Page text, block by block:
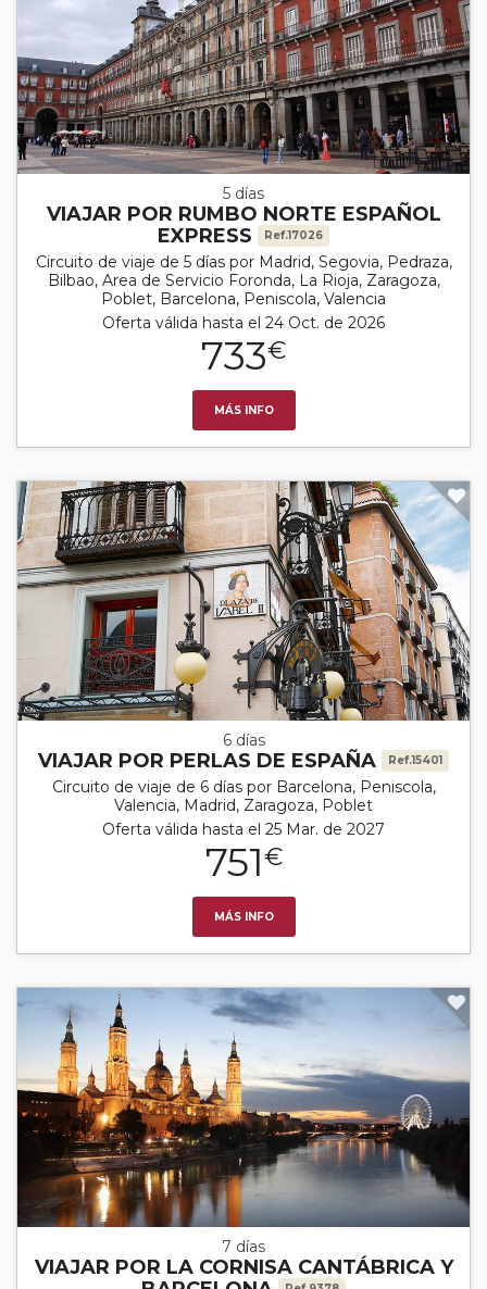
5 días
VIAJAR POR RUMBO NORTE ESPAÑOL
EXPRESS
Ref.17026
Circuito de viaje de 5 días por Madrid, Segovia, Pedraza,
Bilbao, Area de Servicio Foronda, La Rioja, Zaragoza,
Poblet, Barcelona, Peniscola, Valencia
Oferta válida hasta el 24 Oct. de 2026
733€
MÁS INFO
6 días
VIAJAR POR PERLAS DE ESPAÑA Ref.15401
Circuito de viaje de 6 días por Barcelona, Peniscola,
Valencia, Madrid, Zaragoza, Poblet
Oferta válida hasta el 25 Mar. de 2027
751€
MÁS INFO
7 días
VIAJAR POR LA CORNISA CANTÁBRICA Y